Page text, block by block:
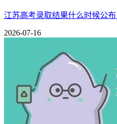
二、适合的考生
● 理科的逻辑思维能力大幅度
●目标基于985/211工程类院
●大学不考虑学习哲学、历
江苏高考录取结果什么时候公
2026-07-16